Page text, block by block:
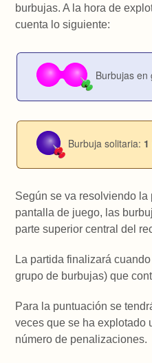
burbujas. A la hora de
cuenta lo siguiente:
Burbujas en
Burbuja solitaria:
Según se va resolviendo
pantalla de juego, las
parte superior central del
La partida finalizará
grupo de burbujas) que
Para la puntuación se
veces que se ha explotado
número de penalizaciones.